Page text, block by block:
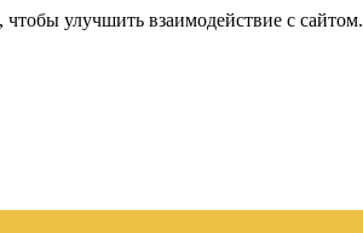
, чтобы улучшить взаимодействие с сайтом.